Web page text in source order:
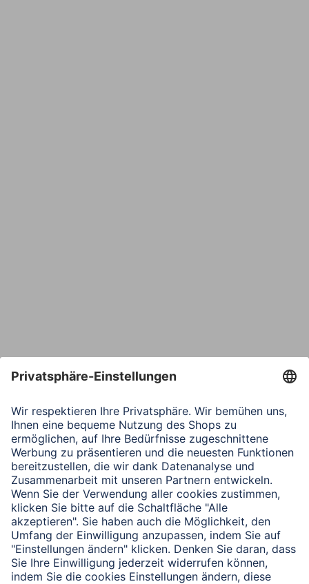
Verbleibende Zeichen: 1000/ 1000
Senden
Mit Absenden des Formulars bestätigen Sie, dass Sie unsere